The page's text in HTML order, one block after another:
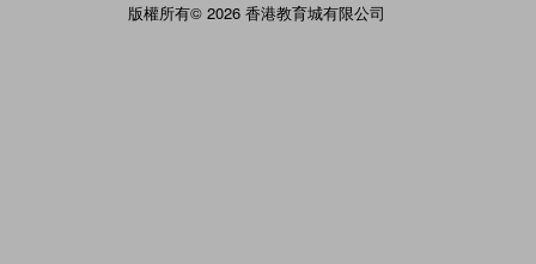
版權所有© 2026 香港教育城有限公司